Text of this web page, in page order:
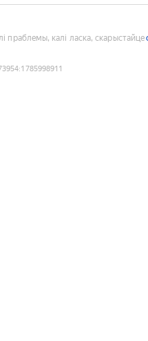
праблемы, калі ласка, скарыстайце
:1785998911